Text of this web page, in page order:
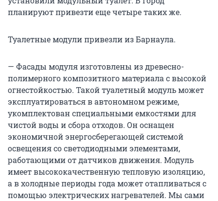
планируют привезти еще четыре таких же.
Туалетные модули привезли из Барнаула.
— Фасады модуля изготовлены из древесно-
полимерного композитного материала с высокой
огнестойкостью. Такой туалетный модуль может
эксплуатироваться в автономном режиме,
укомплектован специальными емкостями для
чистой воды и сбора отходов. Он оснащен
экономичной энергосберегающей системой
освещения со светодиодными элементами,
работающими от датчиков движения. Модуль
имеет высококачественную тепловую изоляцию,
а в холодные периоды года может отапливаться с
помощью электрических нагревателей. Мы сами